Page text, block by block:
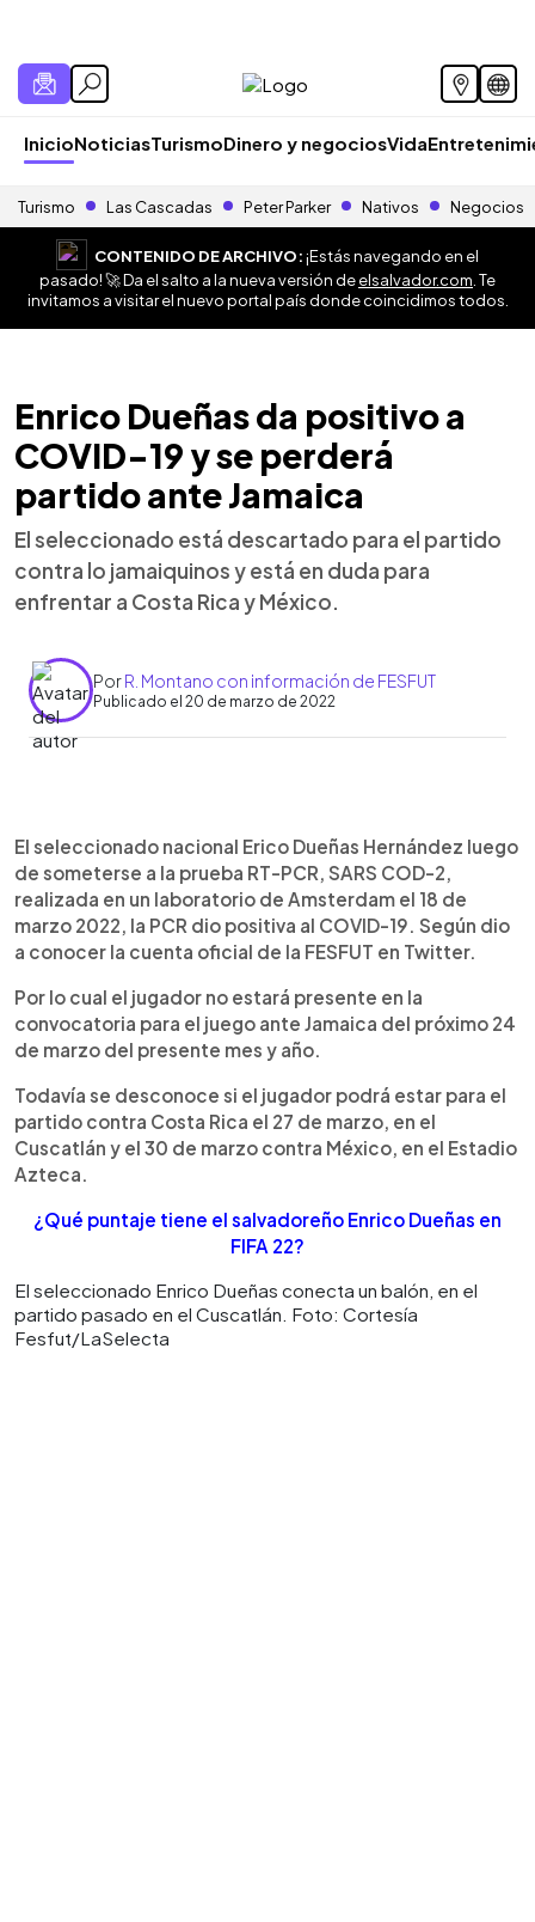
InicioNoticiasTurismoDinero y negociosVida
Turismo Las Cascadas Peter Parker Nativos Negocios
CONTENIDO DE ARCHIVO:¡Estás navegando en el
pasado! 🚀 Da el salto a la nueva versión deelsalvador.com . Te
invitamos a visitar el nuevo portal país donde coincidimos todos.
Enrico Dueñas da positivo a
COVID-19 y se perderá
partido ante Jamaica
El seleccionado está descartado para el partido
contra lo jamaiquinos y está en duda para
enfrentar a Costa Rica y México.
PorR. Montano con información de FESFUT
Publicado el 20 de marzo de 2022
Escuchar artículo
El seleccionado nacional Erico Dueñas Hernández luego
de someterse a la prueba RT-PCR, SARS COD-2,
realizada en un laboratorio de Amsterdam el 18 de
marzo 2022, la PCR dio positiva al COVID-19. Según dio
a conocer la cuenta oficial de la FESFUT en Twitter.
Por lo cual el jugador no estará presente en la
convocatoria para el juego ante Jamaica del próximo 24
de marzo del presente mes y año.
Todavía se desconoce si el jugador podrá estar para el
partido contra Costa Rica el 27 de marzo, en el
Cuscatlán y el 30 de marzo contra México, en el Estadio
Azteca.
¿Qué puntaje tiene el salvadoreño Enrico Dueñas en
FIFA 22?
El seleccionado Enrico Dueñas conecta un balón, en el
partido pasado en el Cuscatlán. Foto: Cortesía
Fesfut/LaSelecta